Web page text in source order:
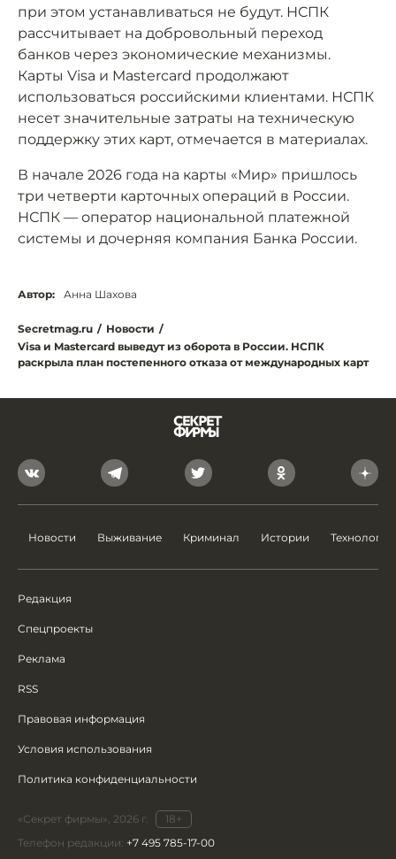
при этом устанавливаться не будут. НСПК
рассчитывает на добровольный переход
банков через экономические механизмы.
Карты Visa и Mastercard продолжают
использоваться российскими клиентами. НСПК
несет значительные затраты на техническую
поддержку этих карт, отмечается в материалах.
В начале 2026 года на карты «Мир» пришлось
три четверти карточных операций в России.
НСПК — оператор национальной платежной
системы и дочерняя компания Банка России.
Автор: Анна Шахова
Secretmag.ru / Новости /
Visa и Mastercard выведут из оборота в России. НСПК
раскрыла план постепенного отказа от международных карт
Новости Выживание Криминал Истории Технологии
Редакция
Спецпроекты
Реклама
RSS
Правовая информация
Условия использования
Политика конфиденциальности
«Секрет фирмы», 2026 г.
18+
Телефон редакции: +7 495 785-17-00